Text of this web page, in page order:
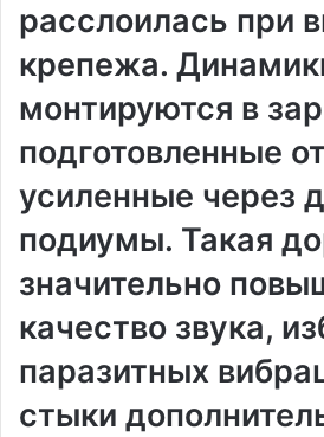
расслоилась при
крепежа.
монтируются в
подготовленные
усиленные через
подиумы. Такая
значительно
качество звука,
паразитных
стыки